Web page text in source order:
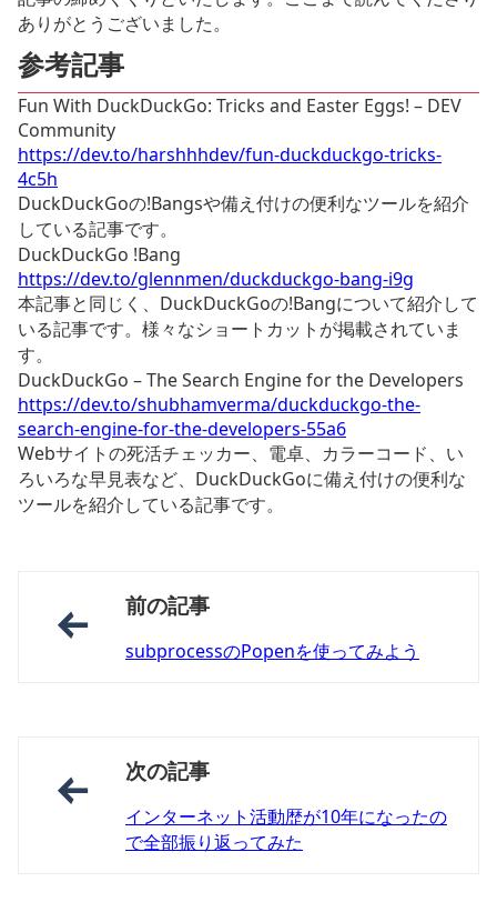
ありがとうございました。
参考記事
Fun With DuckDuckGo: Tricks and Easter Eggs! – DEV
Community
https://dev.to/harshhhdev/fun-duckduckgo-tricks-
4c5h
DuckDuckGoの!Bangsや備え付けの便利なツールを紹介
している記事です。
DuckDuckGo !Bang
https://dev.to/glennmen/duckduckgo-bang-i9g
本記事と同じく、DuckDuckGoの!Bangについて紹介して
いる記事です。様々なショートカットが掲載されていま
す。
DuckDuckGo – The Search Engine for the Developers
https://dev.to/shubhamverma/duckduckgo-the-
search-engine-for-the-developers-55a6
Webサイトの死活チェッカー、電卓、カラーコード、い
ろいろな早見表など、DuckDuckGoに備え付けの便利な
ツールを紹介している記事です。
前の記事
subprocessのPopenを使ってみよう
次の記事
インターネット活動歴が10年になったの
で全部振り返ってみた